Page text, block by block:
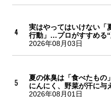
実はやってはいけない「
行動」…プロがすすめる
2026年08月03日
夏の体臭は「食べたもの
にんにく、野菜が汗に与
2026年08月01日